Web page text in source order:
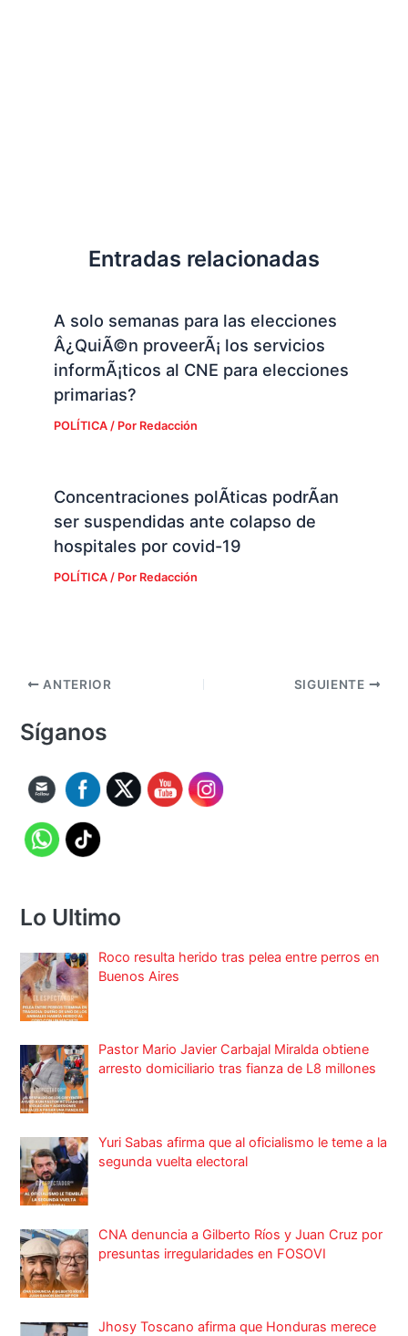
Entradas relacionadas
A solo semanas para las elecciones
Â¿QuiÃ©n proveerÃ¡ los servicios
informÃ¡ticos al CNE para elecciones
primarias?
POLÍTICA/ Por Redacción
Concentraciones polÃ­ticas podrÃ­an
ser suspendidas ante colapso de
hospitales por covid-19
POLÍTICA/ Por Redacción
ANTERIOR SIGUIENTE
Síganos
Lo Ultimo
Roco resulta herido tras pelea entre perros en
Buenos Aires
Pastor Mario Javier Carbajal Miralda obtiene
arresto domiciliario tras fianza de L8 millones
Yuri Sabas afirma que al oficialismo le teme a la
segunda vuelta electoral
CNA denuncia a Gilberto Ríos y Juan Cruz por
presuntas irregularidades en FOSOVI
Jhosy Toscano afirma que Honduras merece